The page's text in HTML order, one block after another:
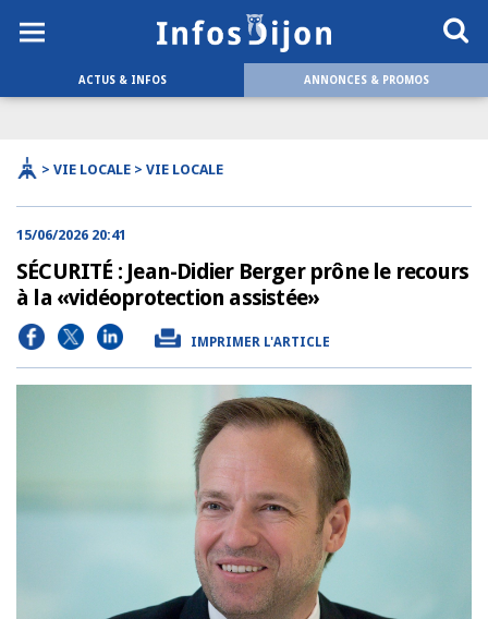
ACTUS & INFOS ANNONCES & PROMOS
> VIE LOCALE > VIE LOCALE
15/06/2026 20:41
SÉCURITÉ : Jean-Didier Berger prône le recours
à la «vidéoprotection assistée»
IMPRIMER L'ARTICLE